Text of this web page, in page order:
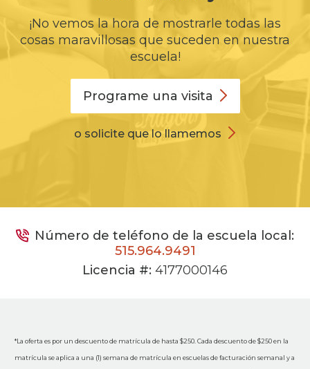
¡No vemos la hora de mostrarle todas las
cosas maravillosas que suceden en nuestra
escuela!
Programe una visita
o solicite que lo llamemos
Número de teléfono de la escuela local:
515.964.9491
Licencia #: 4177000146
*La oferta es por un descuento de matrícula de hasta $250. Cada descuento de $250 en la
matrícula se aplica a una (1) semana de matrícula en escuelas de facturación semanal y a